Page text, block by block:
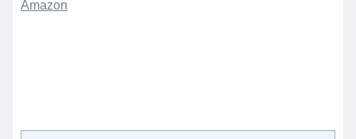
Amazon